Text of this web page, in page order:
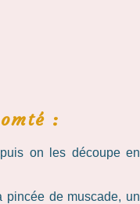
:
on les découpe en
pincée de muscade, un